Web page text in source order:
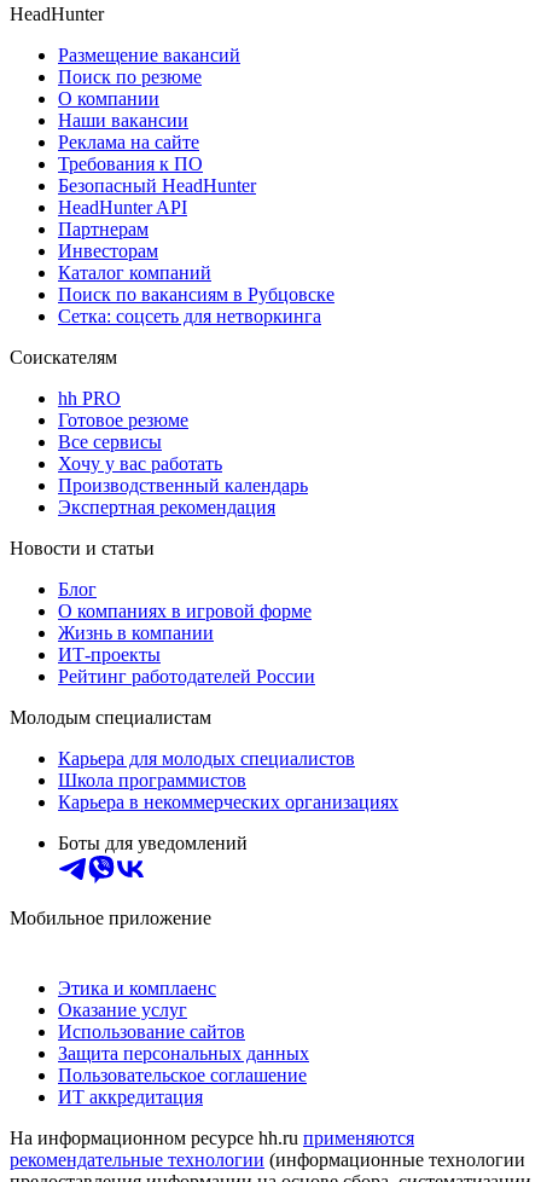
HeadHunter
Размещение вакансий
Поиск по резюме
О компании
Наши вакансии
Реклама на сайте
Требования к ПО
Безопасный HeadHunter
HeadHunter API
Партнерам
Инвесторам
Каталог компаний
Поиск по вакансиям в Рубцовске
Сетка: соцсеть для нетворкинга
Соискателям
hh PRO
Готовое резюме
Все сервисы
Хочу у вас работать
Производственный календарь
Экспертная рекомендация
Новости и статьи
Блог
О компаниях в игровой форме
Жизнь в компании
ИТ-проекты
Рейтинг работодателей России
Молодым специалистам
Карьера для молодых специалистов
Школа программистов
Карьера в некоммерческих организациях
Боты для уведомлений
Мобильное приложение
Этика и комплаенс
Оказание услуг
Использование сайтов
Защита персональных данных
Пользовательское соглашение
ИТ аккредитация
На информационном ресурсе hh.ru применяются
рекомендательные технологии (информационные технологии